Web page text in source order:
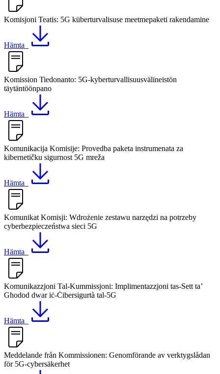
Komisjoni Teatis: 5G küberturvalisuse meetmepaketi rakendamine
Hämta
Komission Tiedonanto: 5G-kyberturvallisuusvälineistön
täytäntöönpano
Hämta
Komunikacija Komisije: Provedba paketa instrumenata za
kibernetičku sigurnost 5G mreža
Hämta
Komunikat Komisji: Wdrożenie zestawu narzędzi na potrzeby
cyberbezpieczeństwa sieci 5G
Hämta
Komunikazzjoni Tal-Kummissjoni: Implimentazzjoni tas-Sett ta’
Għodod dwar iċ-Ċibersigurtà tal-5G
Hämta
Meddelande från Kommissionen: Genomförande av verktygslådan
för 5G-cybersäkerhet